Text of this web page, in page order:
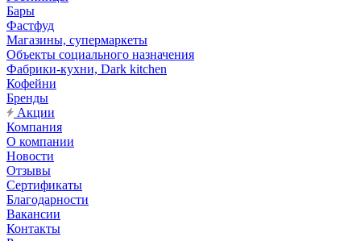
Бары
Фастфуд
Магазины, супермаркеты
Объекты социального назначения
Фабрики-кухни, Dark kitchen
Кофейни
Бренды
Акции
Компания
О компании
Новости
Отзывы
Сертификаты
Благодарности
Вакансии
Контакты